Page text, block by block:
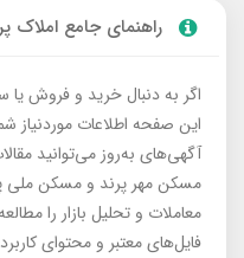
راهنمای جامع املاک
اگر به دنبال خرید و فروش یا
این صفحه اطلاعات موردنیاز
آگهی‌های به‌روز می‌توانید
مسکن مهر پرند و مسکن ملی
معاملات و تحلیل بازار را
فایل‌های معتبر و محتوای